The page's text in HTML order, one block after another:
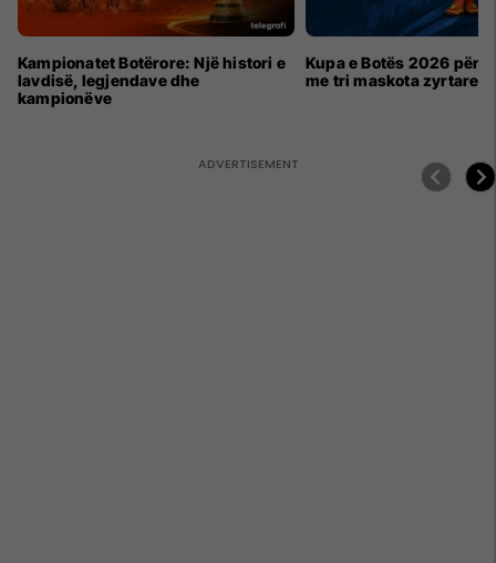
Kampionatet Botërore: Një histori e
lavdisë, legjendave dhe
kampionëve
Kupa e Botës 2026 për
me tri maskota zyrtare